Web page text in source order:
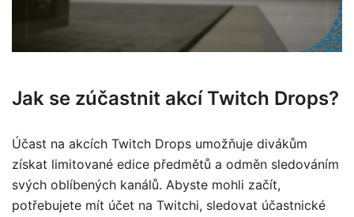
Jak se zúčastnit akcí Twitch Drops?
Účast na akcích Twitch Drops umožňuje divákům
získat limitované edice předmětů a odměn sledováním
svých oblíbených kanálů. Abyste mohli začít,
potřebujete mít účet na Twitchi, sledovat účastnické